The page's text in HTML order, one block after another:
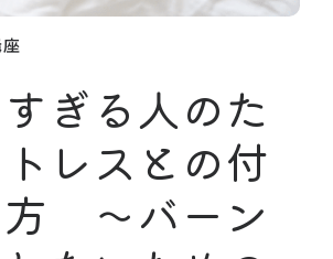
ぎる人のた
レスとの付
方 〜バーン